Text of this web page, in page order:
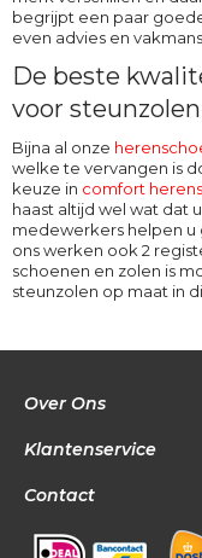
begrijpt een paar
even advies en
De beste
voor steunzolen
Bijna al onze
welke te vervangen is
keuze in comfort
haast altijd wel wat dat
medewerkers helpen u
ons werken ook 2
schoenen en zolen is
steunzolen op maat in
Over Ons
Klantenservice
Contact